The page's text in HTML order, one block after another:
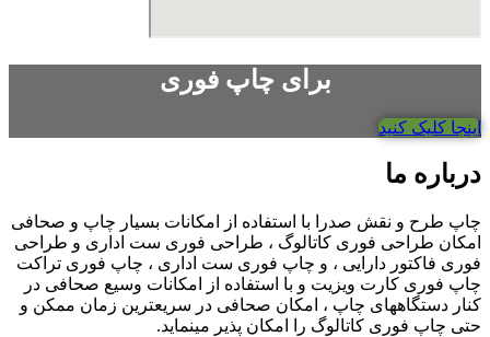
برای چاپ فوری
اینجا کلیک کنید
درباره ما
چاپ طرح و نقش صدرا با استفاده از امکانات بسیار چاپ و صحافی
امکان طراحی فوری کاتالوگ ، طراحی فوری ست اداری و طراحی
فوری فاکتور دارایی ، و چاپ فوری ست اداری ، چاپ فوری تراکت
چاپ فوری کارت ویزیت و با استفاده از امکانات وسیع صحافی در
کنار دستگاههای چاپ ، امکان صحافی در سریعترین زمان ممکن و
حتی چاپ فوری کاتالوگ را امکان پذیر مینماید.